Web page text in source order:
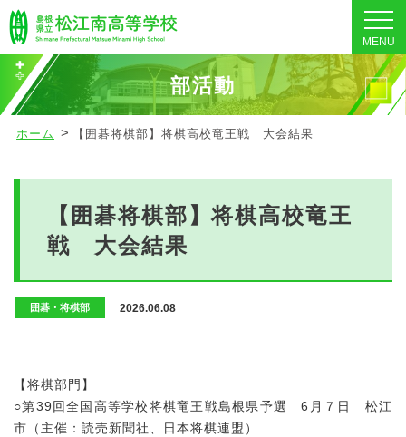
MENU
部活動
ホーム 【囲碁将棋部】将棋高校竜王戦 大会結果
【囲碁将棋部】将棋高校竜王
戦 大会結果
囲碁・将棋部 2026.06.08
【将棋部門】
○第39回全国高等学校将棋竜王戦島根県予選 6月７日 松江
市（主催：読売新聞社、日本将棋連盟）